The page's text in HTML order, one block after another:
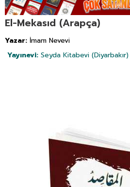
El-Mekasıd (Arapça)
Yazar: İmam Nevevi
Yayınevi: Seyda Kitabevi (Diyarbakır)